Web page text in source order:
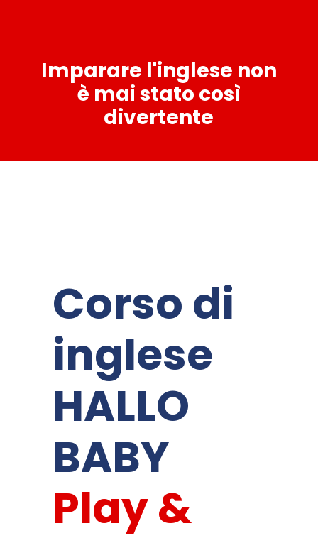
Imparare l'inglese non
è mai stato così
divertente
Corso di
inglese
HALLO
BABY
Play &